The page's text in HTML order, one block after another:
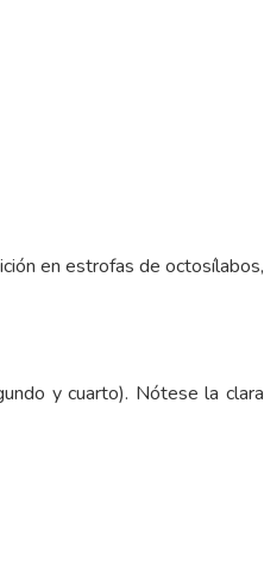
en estrofas de octosílabos,
y cuarto). Nótese la clara